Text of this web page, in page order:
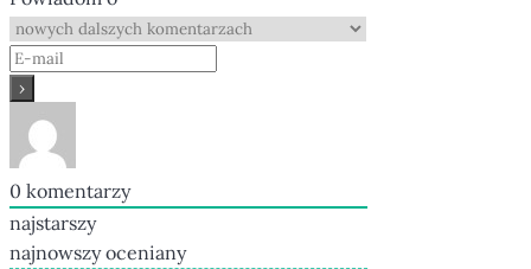
0 komentarzy
najstarszy
najnowszy oceniany